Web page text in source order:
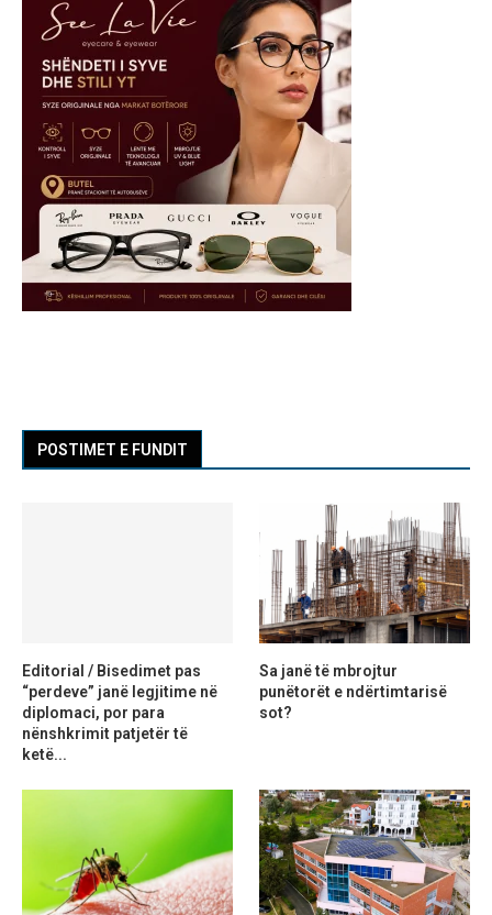
POSTIMET E FUNDIT
Editorial / Bisedimet pas
“perdeve” janë legjitime në
diplomaci, por para
nënshkrimit patjetër të
ketë...
Sa janë të mbrojtur
punëtorët e ndërtimtarisë
sot?